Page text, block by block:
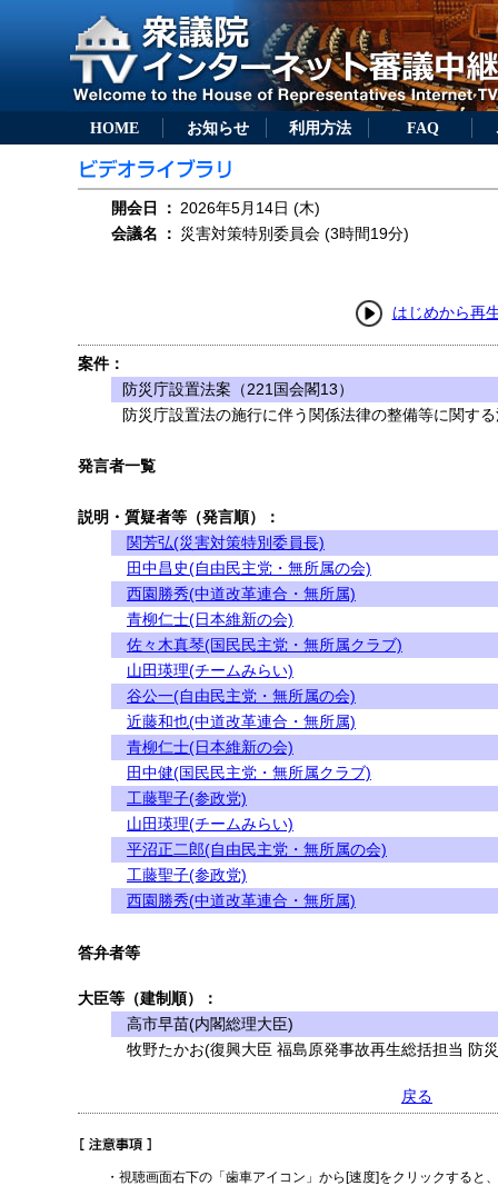
HOME お知らせ 利用方法 FAQ
開会日 ： 2026年5月14日 (木)
会議名
： 災害対策特別委員会 (3時間19分)
はじめから再
案件：
防災庁設置法案（221国会閣13）
防災庁設置法の施行に伴う関係法律の整備等に関す
発言者一覧
説明・質疑者等（発言順）：
関芳弘(災害対策特別委員長)
田中昌史(自由民主党・無所属の会)
西園勝秀(中道改革連合・無所属)
青柳仁士(日本維新の会)
佐々木真琴(国民民主党・無所属クラブ)
山田瑛理(チームみらい)
谷公一(自由民主党・無所属の会)
近藤和也(中道改革連合・無所属)
青柳仁士(日本維新の会)
田中健(国民民主党・無所属クラブ)
工藤聖子(参政党)
山田瑛理(チームみらい)
平沼正二郎(自由民主党・無所属の会)
工藤聖子(参政党)
西園勝秀(中道改革連合・無所属)
答弁者等
大臣等（建制順）：
高市早苗(内閣総理大臣)
牧野たかお(復興大臣 福島原発事故再生総括担当 防
戻る
・視聴画面右下の「歯車アイコン」から[速度]をクリックすると